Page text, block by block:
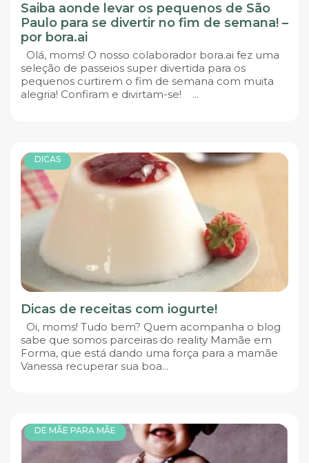
Saiba aonde levar os pequenos de São
Paulo para se divertir no fim de semana! –
por bora.ai
Olá, moms! O nosso colaborador bora.ai fez uma
seleção de passeios super divertida para os
pequenos curtirem o fim de semana com muita
alegria! Confiram e divirtam-se! ...
DICAS
Dicas de receitas com iogurte!
Oi, moms! Tudo bem? Quem acompanha o blog
sabe que somos parceiras do reality Mamãe em
Forma, que está dando uma força para a mamãe
Vanessa recuperar sua boa...
DE MÃE PARA MÃE